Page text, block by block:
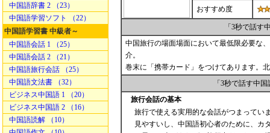
中国語辞書 2 （23）
中国語学習ソフト （22）
中国語学習書 中級者～
中国語会話 1 （25）
中国語会話 2 （21）
中国語旅行会話 （25）
中国語文法書 （32）
ビジネス中国語 1 （20）
ビジネス中国語 2 （16）
中国語読解 （10）
おすすめ度
「3秒で話
中国旅行の場面場面において最低限必要な
介。
巻末に「携帯カード」をつけてあります。
「3秒で話す中
旅行会話の基本
旅行で使える実用的な会話がつまってい
見やすいし、中国語初心者のために、カ